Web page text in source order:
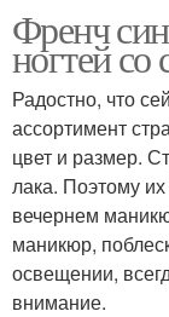
Френч
ногтей со
Радостно, что
ассортимент
цвет и размер.
лака. Поэтому
вечернем
маникюр,
освещении,
внимание.